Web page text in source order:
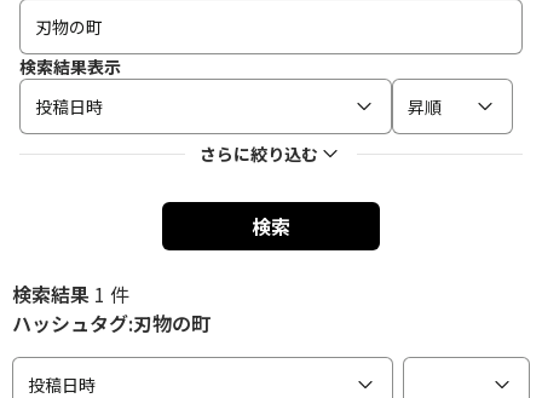
検索結果表示
投稿日時
昇順
さらに絞り込む
検索
検索結果 1 件
ハッシュタグ:刃物の町
投稿日時